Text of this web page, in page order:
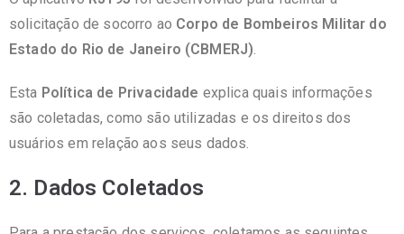
solicitação de socorro ao Corpo de Bombeiros Militar do
Estado do Rio de Janeiro (CBMERJ)
Esta Política de Privacidade explica quais informações
são coletadas, como são utilizadas e os direitos dos
usuários em relação aos seus dados.
2. Dados Coletados